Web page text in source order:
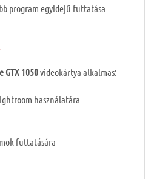
program egyidejű futtatása
GTX 1050videokártya alkalmas:
használatára
futtatására